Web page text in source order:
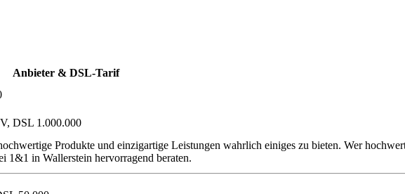
Anbieter & DSL-Tarif
DSL 1.000.000
Produkte und einzigartige Leistungen wahrlich einiges zu bieten. Wer
1&1 in Wallerstein hervorragend beraten.